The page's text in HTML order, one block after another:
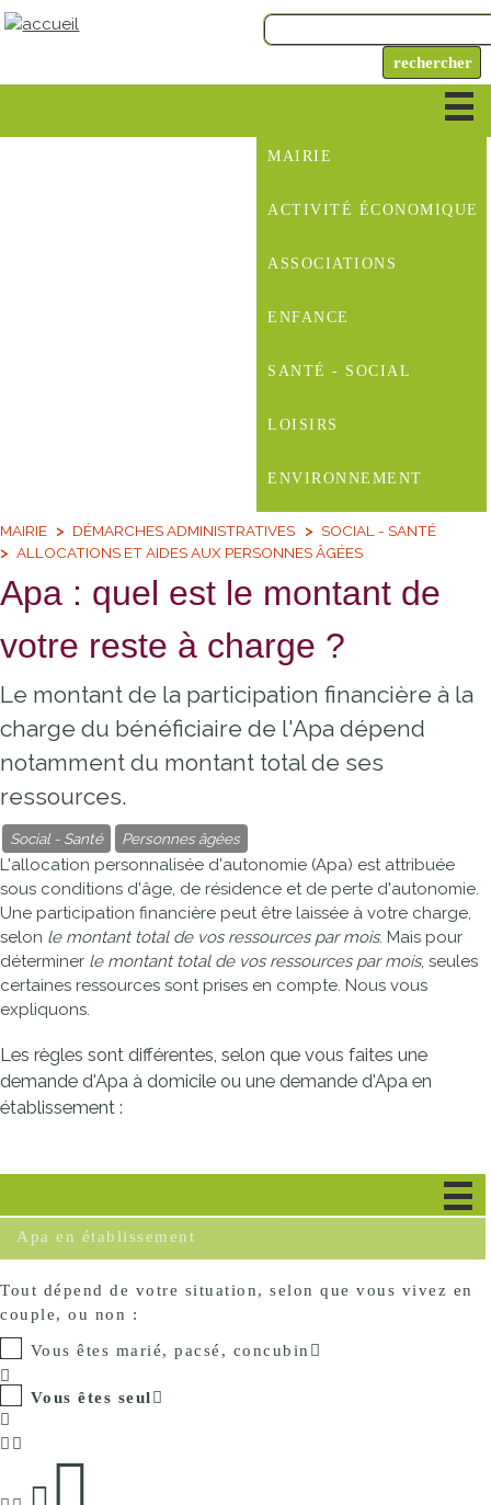
MAIRIE
ACTIVITÉ ÉCONOMIQUE
ASSOCIATIONS
ENFANCE
SANTÉ - SOCIAL
LOISIRS
ENVIRONNEMENT
MAIRIE DÉMARCHES ADMINISTRATIVES
SOCIAL - SANTÉ
ALLOCATIONS ET AIDES AUX PERSONNES ÂGÉES
Apa : quel est le montant de
votre reste à charge ?
Le montant de la participation financière à la
charge du bénéficiaire de l'Apa dépend
notamment du montant total de ses
ressources.
Social - Santé Personnes âgées
L'allocation personnalisée d'autonomie (Apa) est attribuée
sous conditions d'âge, de résidence et de perte d'autonomie.
Une participation financière peut être laissée à votre charge,
selon le montant total de vos ressources par mois. Mais pour
déterminer le montant total de vos ressources par mois, seules
certaines ressources sont prises en compte. Nous vous
expliquons.
Les règles sont différentes, selon que vous faites une
demande d'Apa à domicile ou une demande d'Apa en
établissement :
Apa en établissement
Tout dépend de votre situation, selon que vous vivez en
couple, ou non :
Vous êtes marié, pacsé, concubin
Vous êtes seul